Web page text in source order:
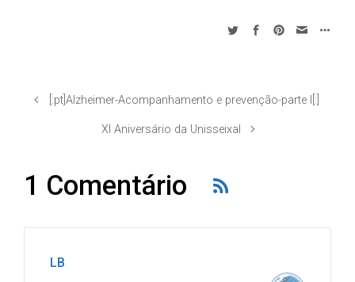
[:pt]Alzheimer-Acompanhamento e prevenção-parte I[:]
XI Aniversário da Unisseixal
1 Comentário
LB